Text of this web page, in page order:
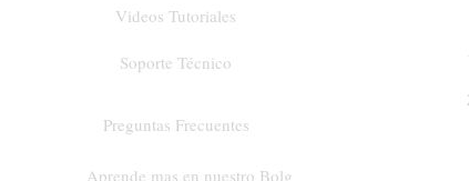
Soporte Técnico
Videos Tutoriales
Preguntas Frecuentes
Aprende mas en nuestro Bolg